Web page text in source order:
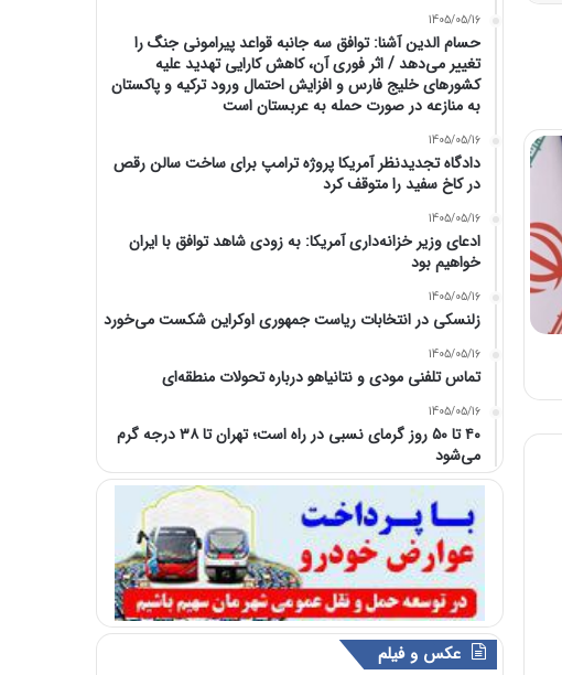
1405/05/16
حسام الدین آشنا: توافق سه جانبه قواعد پیرامونی جنگ را
تغییر می‌دهد / اثر فوری آن، کاهش کارایی تهدید علیه
کشور‌های خلیج فارس و افزایش احتمال ورود ترکیه و پاکستان
به منازعه در صورت حمله به عربستان است
1405/05/16
دادگاه تجدیدنظر آمریکا پروژه ترامپ برای ساخت سالن رقص
در کاخ سفید را متوقف کرد
1405/05/16
ادعای وزیر خزانه‌داری آمریکا: به زودی شاهد توافق با ایران
خواهیم بود
1405/05/16
زلنسکی در انتخابات ریاست جمهوری اوکراین شکست می‌خورد
1405/05/16
تماس تلفنی مودی و نتانیاهو درباره تحولات منطقه‌ای
1405/05/16
۴۰ تا ۵۰ روز گرمای نسبی در راه است؛ تهران تا ۳۸ درجه گرم
می‌شود
عکس و فیلم